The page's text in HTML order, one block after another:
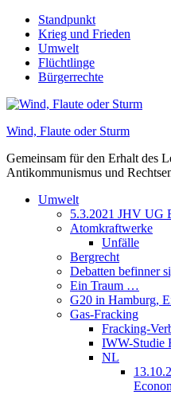
Skip
content
Standpunkt
Krieg und Frieden
Umwelt
Flüchtlinge
Bürgerrechte
Wind, Flaute oder Sturm
Gemeinsam für den Erhalt des
Antikommunismus und
Umwelt
5.3.2021 JHV UG
Atomkraftwerke
Unfälle
Bergrecht
Debatten befinner
Ein Traum …
G20 in Hamburg,
Gas-Fracking
Fracking-
IWW-Studie
NL